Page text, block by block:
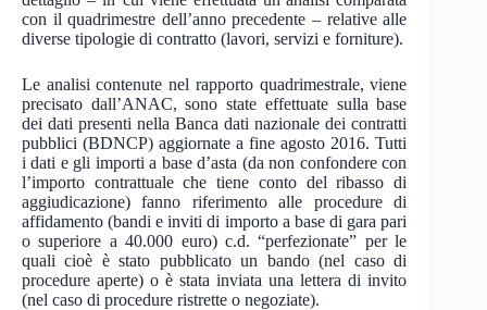
con il quadrimestre dell’anno precedente – relative alle
diverse tipologie di contratto (lavori, servizi e forniture).
Le analisi contenute nel rapporto quadrimestrale, viene
precisato dall’ANAC, sono state effettuate sulla base
dei dati presenti nella Banca dati nazionale dei contratti
pubblici (BDNCP) aggiornate a fine agosto 2016. Tutti
i dati e gli importi a base d’asta (da non confondere con
l’importo contrattuale che tiene conto del ribasso di
aggiudicazione) fanno riferimento alle procedure di
affidamento (bandi e inviti di importo a base di gara pari
o superiore a 40.000 euro) c.d. “perfezionate” per le
quali cioè è stato pubblicato un bando (nel caso di
procedure aperte) o è stata inviata una lettera di invito
(nel caso di procedure ristrette o negoziate).